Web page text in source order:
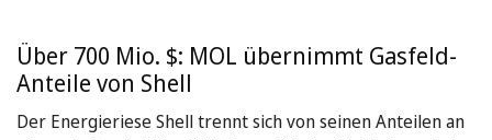
Über 700 Mio. $: MOL übernimmt Gasfeld-
Anteile von Shell
Der Energieriese Shell trennt sich von seinen Anteilen an